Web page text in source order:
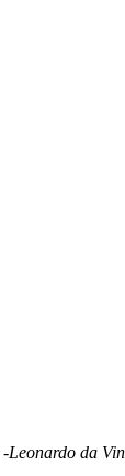
-Leonardo da